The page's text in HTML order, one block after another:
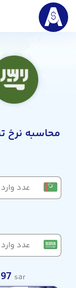
محاسبه نرخ
sar